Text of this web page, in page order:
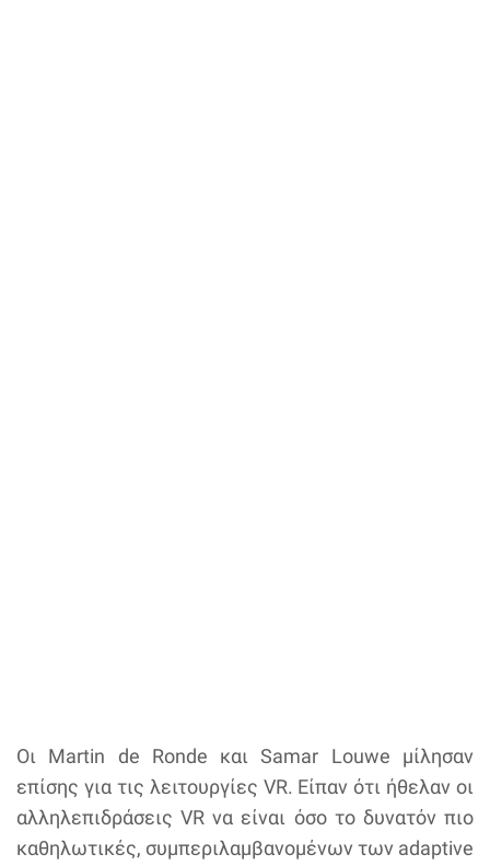
Οι Martin de Ronde και Samar Louwe μίλησαν
επίσης για τις λειτουργίες VR. Είπαν ότι ήθελαν οι
αλληλεπιδράσεις VR να είναι όσο το δυνατόν πιο
καθηλωτικές, συμπεριλαμβανομένων των adaptive